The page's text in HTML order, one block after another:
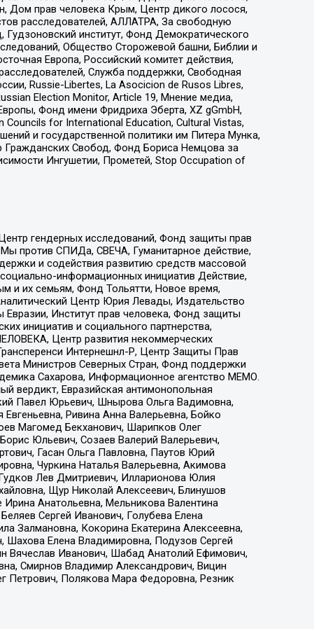
Дом прав человека Крым, Центр дикого лосося,
расследователей, АЛЛАТРА, За свободную
институт, Фонд Демократического
Общество Сторожевой башни, Библии и
Европа, Российский комитет действия,
Служба поддержки, Свободная
Russie-Libertes, La Asocicion de Rusos Libres,
Election Monitor, Article 19, Мнение медиа,
Фонд имени Фридриха Эберта, XZ gGmbH,
for International Education, Cultural Vistas,
и государственной политики им Питера Мунка,
Свобод, Фонд Бориса Немцова за
Ингушетии, Прометей, Stop Occupation of
гендерных исследований, Фонд защиты прав
против СПИДа, СВЕЧА, Гуманитарное действие,
и содействия развитию средств массовой
информационных инициатив Действие,
и их семьям, Фонд Тольятти, Новое время,
Центр Юрия Левады, Издательство
Институт прав человека, Фонд защиты
инициатив и социального партнерства,
Центр развития некоммерческих
Интернешнл-Р, Центр Защиты Прав
Министров Северных Стран, Фонд поддержки
Сахарова, Информационное агентство МЕМО.
вердикт, Евразийская антимонопольная
Павел Юрьевич, Шнырова Ольга Вадимовна,
Ривина Анна Валерьевна, Бойко
Магомед Бекханович, Шарипков Олег
Юльевич, Созаев Валерий Валерьевич,
Гасан Ольга Павловна, Паутов Юрий
Чуркина Наталья Валерьевна, Акимова
Лев Дмитриевич, Илларионова Юлия
Щур Николай Алексеевич, Блинушов
Анатольевна, Мельникова Валентина
Сергей Иванович, Голубева Елена
Залмановна, Кокорина Екатерина Алексеевна,
Елена Владимировна, Подузов Сергей
Вячеслав Иванович, Шабад Анатолий Ефимович,
Смирнов Владимир Александрович, Вицин
Петрович, Полякова Мара Федоровна, Резник